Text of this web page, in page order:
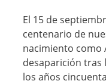
El 15 de
centenario de
nacimiento como
desaparición tras
los años